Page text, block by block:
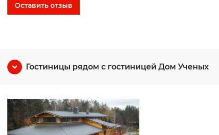
Оставить отзыв
Гостиницы рядом с гостиницей Дом Ученых